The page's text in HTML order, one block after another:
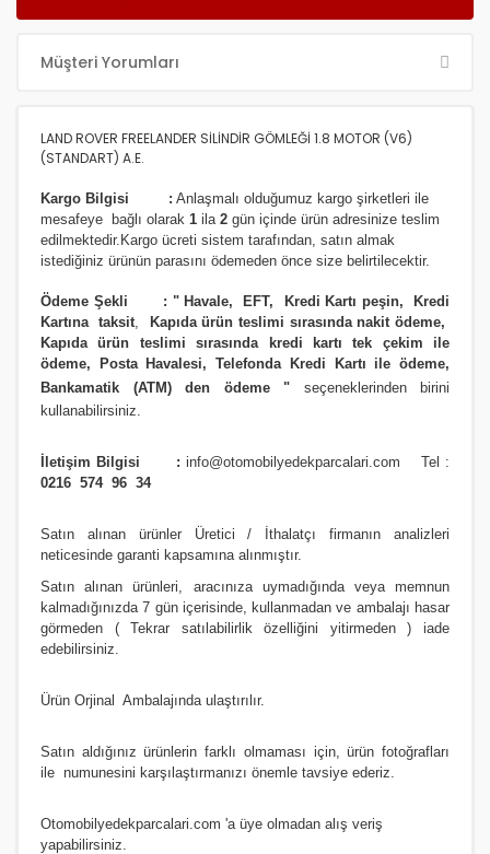
Müşteri Yorumları
LAND ROVER FREELANDER SİLİNDİR GÖMLEĞİ 1.8 MOTOR (V6)
(STANDART) A.E.
Kargo Bilgisi : Anlaşmalı olduğumuz kargo şirketleri ile
mesafeye bağlı olarak 1 ila 2 gün içinde ürün adresinize teslim
edilmektedir. Kargo ücreti sistem tarafından, satın almak
istediğiniz ürünün parasını ödemeden önce size belirtilecektir.
Ödeme Şekli : " Havale, EFT, Kredi Kartı peşin,
Kredi
Kartına taksit,
Kapıda ürün teslimi sırasında nakit ödeme,
Kapıda ürün teslimi sırasında kredi kartı tek çekim ile
ödeme, Posta Havalesi, Telefonda Kredi Kartı ile ödeme,
Bankamatik (ATM) den ödeme "
seçeneklerinden birini
kullanabilirsiniz.
İletişim Bilgisi : info@otomobilyedekparcalari.com Tel :
0216 574 96 34
Satın alınan ürünler Üretici / İthalatçı firmanın analizleri
neticesinde garanti kapsamına alınmıştır.
Satın alınan ürünleri, aracınıza uymadığında veya memnun
kalmadığınızda 7 gün içerisinde, kullanmadan ve ambalajı hasar
görmeden ( Tekrar satılabilirlik özelliğini yitirmeden ) iade
edebilirsiniz.
Ürün Orjinal Ambalajında ulaştırılır.
Satın aldığınız ürünlerin farklı olmaması için, ürün fotoğrafları
ile numunesini karşılaştırmanızı önemle tavsiye ederiz.
Otomobilyedekparcalari.com 'a üye olmadan alış veriş
yapabilirsiniz.